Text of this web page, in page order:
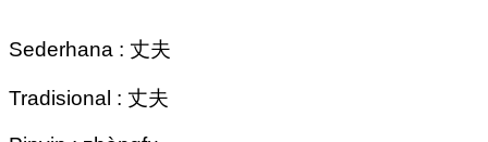
Sederhana : 丈夫
Tradisional : 丈夫